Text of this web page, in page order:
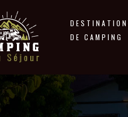
DE CAMPING